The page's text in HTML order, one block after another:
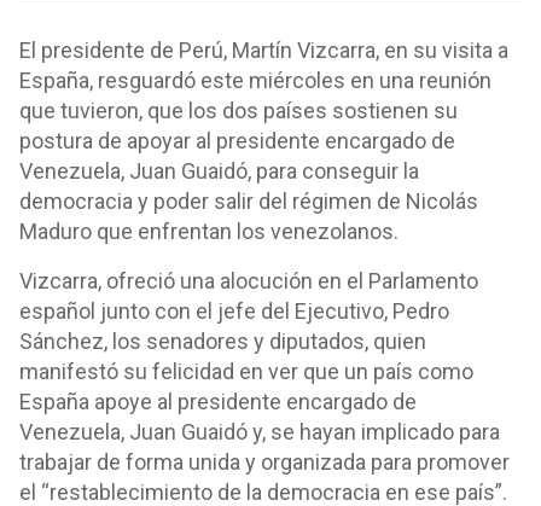
El presidente de Perú, Martín Vizcarra, en su visita a
España, resguardó este miércoles en una reunión
que tuvieron, que los dos países sostienen su
postura de apoyar al presidente encargado de
Venezuela, Juan Guaidó, para conseguir la
democracia y poder salir del régimen de Nicolás
Maduro que enfrentan los venezolanos.
Vizcarra, ofreció una alocución en el Parlamento
español junto con el jefe del Ejecutivo, Pedro
Sánchez, los senadores y diputados, quien
manifestó su felicidad en ver que un país como
España apoye al presidente encargado de
Venezuela, Juan Guaidó y, se hayan implicado para
trabajar de forma unida y organizada para promover
el “restablecimiento de la democracia en ese país”.